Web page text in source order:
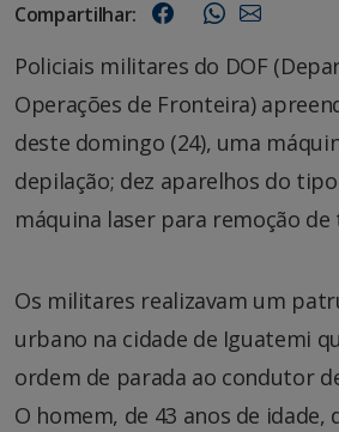
Compartilhar:
Policiais militares do DOF
Operações de Fronteira)
deste domingo (24), uma
depilação; dez aparelhos do
máquina laser para remoção de
Os militares realizavam um
urbano na cidade de Iguatemi
ordem de parada ao condutor
O homem, de 43 anos de idade,